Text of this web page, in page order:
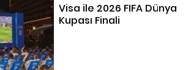
Visa ile 2026 FIFA Dünya
Kupası Finali